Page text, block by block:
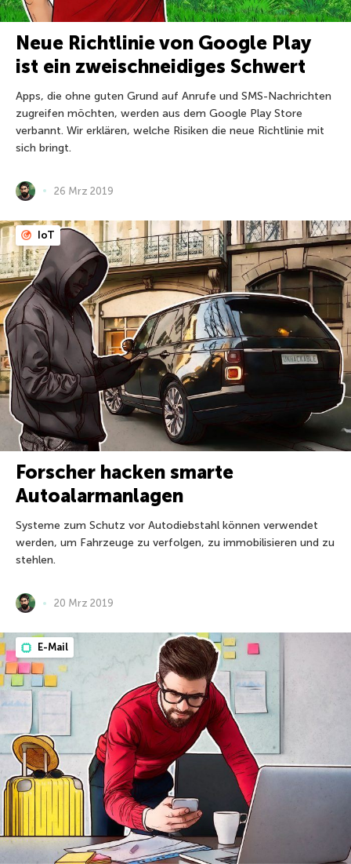
Neue Richtlinie von Google Play
ist ein zweischneidiges Schwert
Apps, die ohne guten Grund auf Anrufe und SMS-Nachrichten
zugreifen möchten, werden aus dem Google Play Store
verbannt. Wir erklären, welche Risiken die neue Richtlinie mit
sich bringt.
26 Mrz 2019
IoT
Forscher hacken smarte
Autoalarmanlagen
Systeme zum Schutz vor Autodiebstahl können verwendet
werden, um Fahrzeuge zu verfolgen, zu immobilisieren und zu
stehlen.
20 Mrz 2019
E-Mail